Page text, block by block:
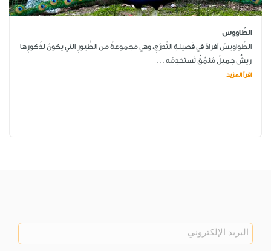
الطّاووس
الطَّواويسُ أفرادٌ في فَصيلةِ التَّدرُجِ، وهي مَجموعةٌ من الطُّيورِ التي يكونُ لذُكورِها
ريشٌ جميلٌ مُنمَّقٌ تَستخدِمُه ...
اقرأ المزيد